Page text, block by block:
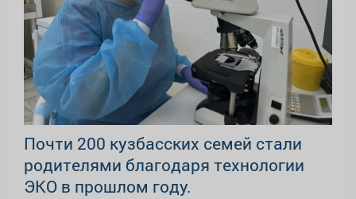
Почти 200 кузбасских семей стали
родителями благодаря технологии
ЭКО в прошлом году.